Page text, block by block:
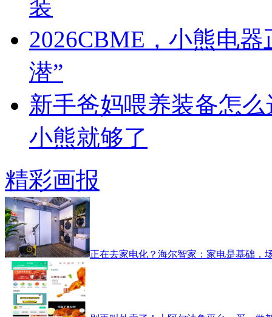
装
2026CBME，小熊电
潜”
新手爸妈喂养装备怎
小熊就够了
精彩画报
正在去家电化？海尔智家：家电是基础，